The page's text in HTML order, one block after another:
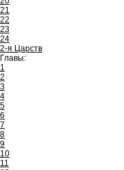
21
22
23
24
2-я Царств
Главы:
1
2
3
4
5
6
7
8
9
10
11